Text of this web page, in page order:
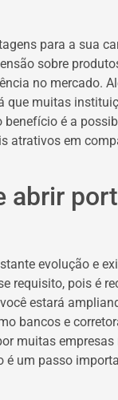
para a sua
sobre
no mercado.
que muitas
é a
atrativos em
abrir
evolução e
requisito, pois é
estará
bancos e
muitas
é um passo